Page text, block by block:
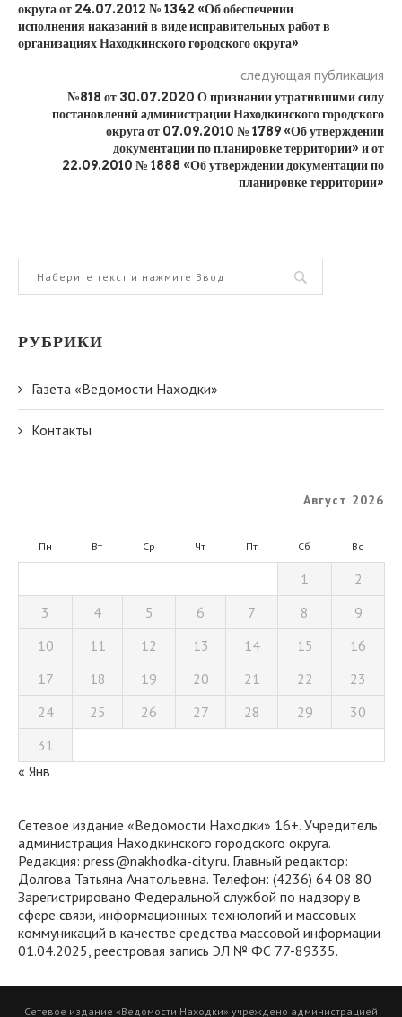
округа от 24.07.2012 № 1342 «Об обеспечении
исполнения наказаний в виде исправительных работ в
организациях Находкинского городского округа»
следующая публикация
№818 от 30.07.2020 О признании утратившими силу
постановлений администрации Находкинского городского
округа от 07.09.2010 № 1789 «Об утверждении
документации по планировке территории» и от
22.09.2010 № 1888 «Об утверждении документации по
планировке территории»
РУБРИКИ
Газета «Ведомости Находки»
Контакты
Август 2026
Пн Вт Ср Чт Пт Сб Вс
1
2
3
4 5 6 7 8
9
10
11 12 13 14 15
16
17
18 19 20 21 22
23
24
25 26 27 28 29
30
31
« Янв
Сетевое издание «Ведомости Находки» 16+. Учредитель:
администрация Находкинского городского округа.
Редакция: press@nakhodka-city.ru. Главный редактор:
Долгова Татьяна Анатольевна. Телефон: (4236) 64 08 80
Зарегистрировано Федеральной службой по надзору в
сфере связи, информационных технологий и массовых
коммуникаций в качестве средства массовой информации
01.04.2025, реестровая запись ЭЛ № ФС 77-89335.
Сетевое издание «Ведомости Находки» учреждено администрацией